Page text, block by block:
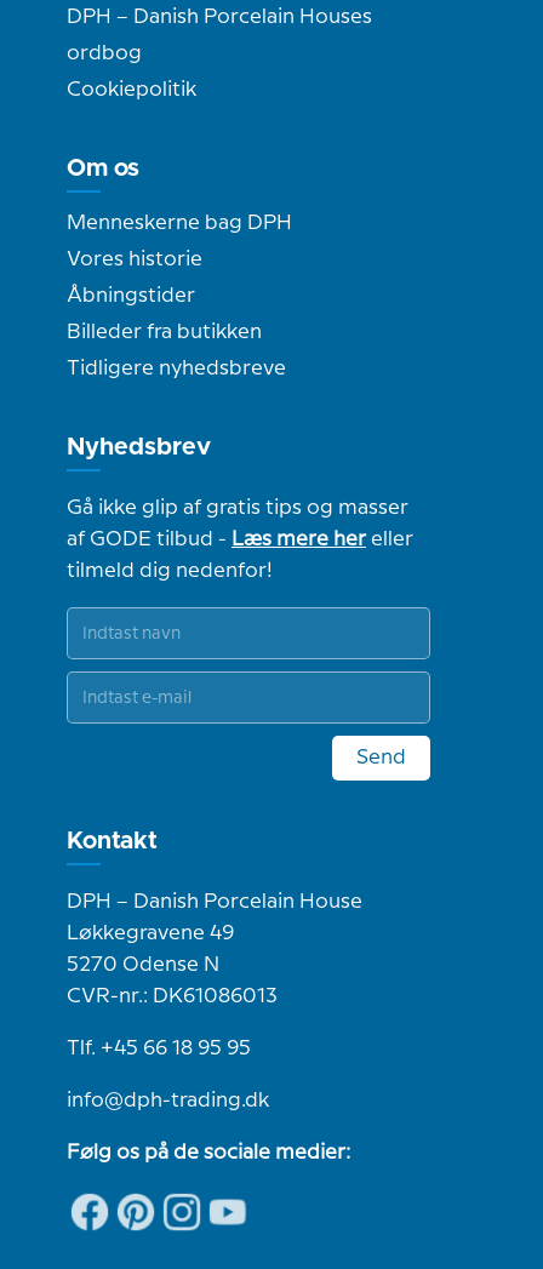
DPH – Danish Porcelain Houses
ordbog
Cookiepolitik
Om os
Menneskerne bag DPH
Vores historie
Åbningstider
Billeder fra butikken
Tidligere nyhedsbreve
Nyhedsbrev
Gå ikke glip af gratis tips og masser
af GODE tilbud - Læs mere hereller
tilmeld dig nedenfor!
Send
Kontakt
DPH – Danish Porcelain House
Løkkegravene 49
5270 Odense N
CVR-nr.: DK61086013
Tlf. +45 66 18 95 95
info@dph-trading.dk
Følg os på de sociale medier: